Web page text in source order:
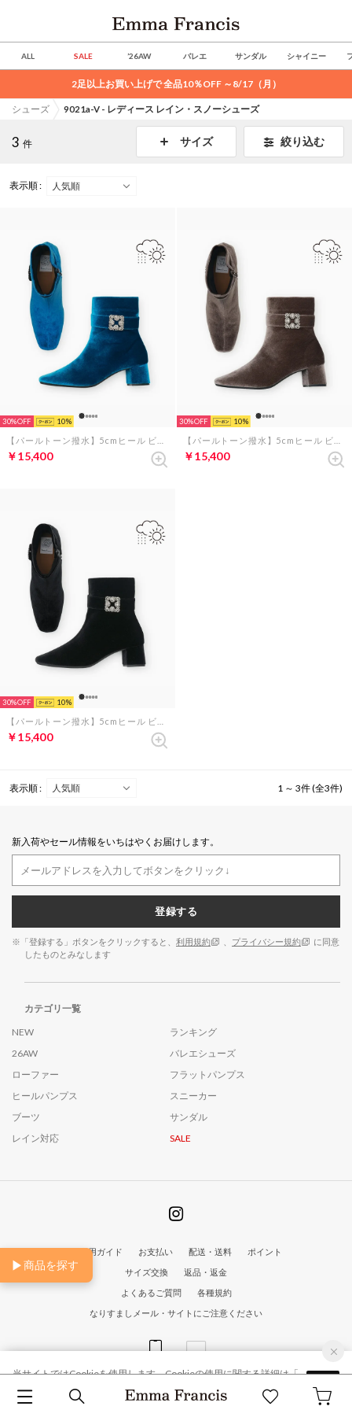
ALL SALE ’26AW バレエ サンダル シャイニー
2足以上お買い上げで 全品10％OFF ～8/17（月）
▶商品を探す
シューズ 9021a-V - レディース レイン・スノーシューズ
3 件 サイズ 絞り込む
表示順 :
30% 10
￥15,400
30% 10
￥15,400
30% 10
￥15,400
表示順 : 1 ～ 3件 (全3件)
新入荷やセール情報をいちはやくお届けします。
登録する
※「登録する」ボタンをクリックすると、 利用規約 プライバシー規約
に同意
したものとみなします
カテゴリ一覧
NEW
ランキング
26AW
バレエシューズ
ローファー
フラットパンプス
ヒールパンプス
スニーカー
ブーツ
サンダル
レイン対応
SALE
ご利用ガイド お支払い 配送・送料
ポイント
サイズ交換
返品・返金
よくあるご質問
各種規約
なりすましメール・サイトにご注意ください
当サイトではCookieを使用します。Cookieの使用に関する詳細は「
プライバシー規約
」をご覧ください。